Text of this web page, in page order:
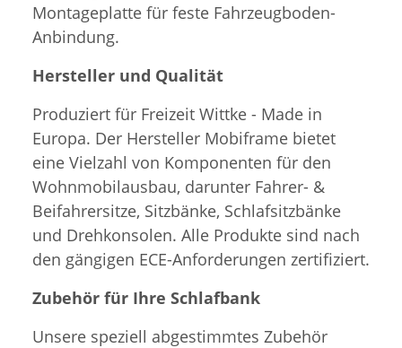
Montageplatte für feste Fahrzeugboden-
Anbindung.
Hersteller und Qualität
Produziert für Freizeit Wittke - Made in
Europa. Der Hersteller Mobiframe bietet
eine Vielzahl von Komponenten für den
Wohnmobilausbau, darunter Fahrer- &
Beifahrersitze, Sitzbänke, Schlafsitzbänke
und Drehkonsolen. Alle Produkte sind nach
den gängigen ECE-Anforderungen zertifiziert.
Zubehör für Ihre Schlafbank
Unsere speziell abgestimmtes Zubehör